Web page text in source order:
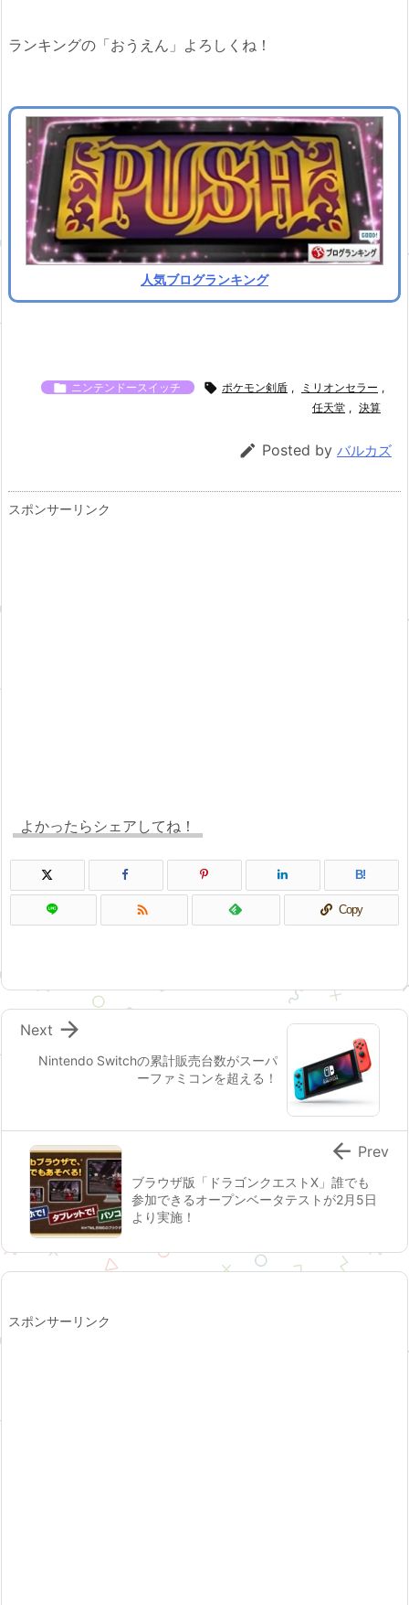
ランキングの「おうえん」よろしくね！
人気ブログランキング
 ニンテンドースイッチ  ポケモン剣盾 , ミリオンセラー ,
任天堂 , 決算
 Posted by バルカズ
スポンサーリンク
よかったらシェアしてね！
B!
 Copy
Nintendo Switchの累計販売台数がスーパ
ーファミコンを超える！

Next
ブラウザ版「ドラゴンクエストX」誰でも
参加できるオープンベータテストが2月5日
より実施！
 Prev
スポンサーリンク